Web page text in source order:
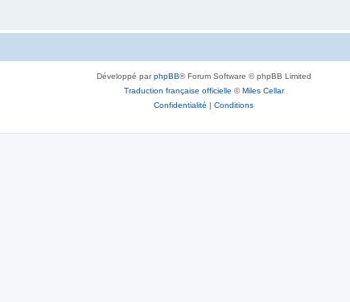
Développé parphpBB® Forum Software © phpBB Limited
Traduction française officielle ©Miles Cellar
Confidentialité | Conditions